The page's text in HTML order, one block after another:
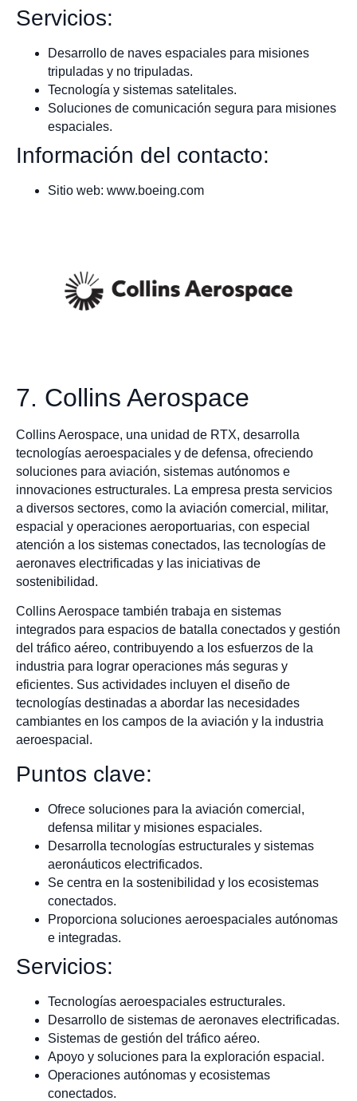
Servicios:
Desarrollo de naves espaciales para misiones
tripuladas y no tripuladas.
Tecnología y sistemas satelitales.
Soluciones de comunicación segura para misiones
espaciales.
Información del contacto:
Sitio web: www.boeing.com
7. Collins Aerospace
Collins Aerospace, una unidad de RTX, desarrolla
tecnologías aeroespaciales y de defensa, ofreciendo
soluciones para aviación, sistemas autónomos e
innovaciones estructurales. La empresa presta servicios
a diversos sectores, como la aviación comercial, militar,
espacial y operaciones aeroportuarias, con especial
atención a los sistemas conectados, las tecnologías de
aeronaves electrificadas y las iniciativas de
sostenibilidad.
Collins Aerospace también trabaja en sistemas
integrados para espacios de batalla conectados y gestión
del tráfico aéreo, contribuyendo a los esfuerzos de la
industria para lograr operaciones más seguras y
eficientes. Sus actividades incluyen el diseño de
tecnologías destinadas a abordar las necesidades
cambiantes en los campos de la aviación y la industria
aeroespacial.
Puntos clave:
Ofrece soluciones para la aviación comercial,
defensa militar y misiones espaciales.
Desarrolla tecnologías estructurales y sistemas
aeronáuticos electrificados.
Se centra en la sostenibilidad y los ecosistemas
conectados.
Proporciona soluciones aeroespaciales autónomas
e integradas.
Servicios:
Tecnologías aeroespaciales estructurales.
Desarrollo de sistemas de aeronaves electrificadas.
Sistemas de gestión del tráfico aéreo.
Apoyo y soluciones para la exploración espacial.
Operaciones autónomas y ecosistemas
conectados.